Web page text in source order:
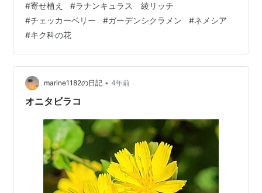
鮮やかなピンク色のアルメリアを中央に、隙間に這性の
ロータスコットンキャンディを入れてみました。 ちょっ
と詰め込み気味かもしれないけれど、今度はぼやけた感
じがましになったかな(*´꒳`*) これでいったん追加するの
はお終いにして、それぞれ大きくなったらまた考えよう
（´-`）.｡oO…
#寄せ植え #ラナンキュラス 綾リッチ
#チェッカーベリー #ガーデンシクラメン #ネメシア
#キク科の花
marine1182の日記 • 4年前
オニタビラコ